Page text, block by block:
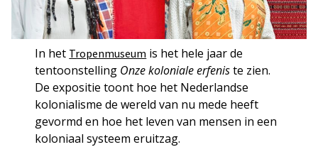
In het Tropenmuseum is het hele jaar de
tentoonstelling Onze koloniale erfeniste zien.
De expositie toont hoe het Nederlandse
kolonialisme de wereld van nu mede heeft
gevormd en hoe het leven van mensen in een
koloniaal systeem eruitzag.